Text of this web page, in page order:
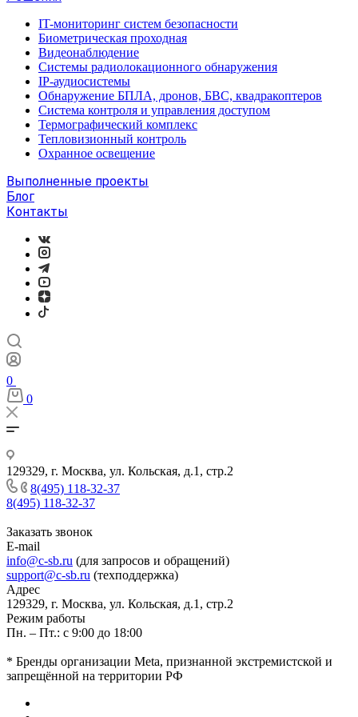
IT-мониторинг систем безопасности
Биометрическая проходная
Видеонаблюдение
Системы радиолокационного обнаружения
IP-аудиосистемы
Обнаружение БПЛА, дронов, БВС, квадракоптеров
Система контроля и управления доступом
Термографический комплекс
Тепловизионный контроль
Охранное освещение
Выполненные проекты
Блог
Контакты
0
0
129329, г. Москва, ул. Кольская, д.1, стр.2
8(495) 118-32-37
8(495) 118-32-37
Заказать звонок
E-mail
info@c-sb.ru (для запросов и обращений)
support@c-sb.ru (техподдержка)
Адрес
129329, г. Москва, ул. Кольская, д.1, стр.2
Режим работы
Пн. – Пт.: с 9:00 до 18:00
* Бренды организации Meta, признанной экстремистской и
запрещённой на территории РФ